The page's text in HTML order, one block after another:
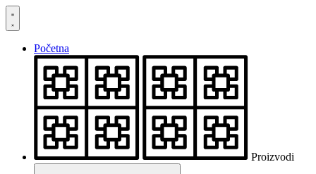
Skočite
na
Početna
Proizvodi